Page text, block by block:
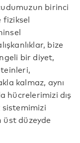
birinci
fiziksel
bize
bir diyet,
kalmaz, aynı
hücrelerimizi dış
sistemimizi
üst düzeyde